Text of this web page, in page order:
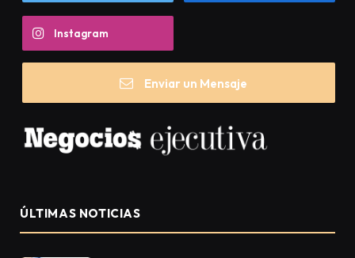
Instagram
Enviar un Mensaje
ÚLTIMAS NOTICIAS